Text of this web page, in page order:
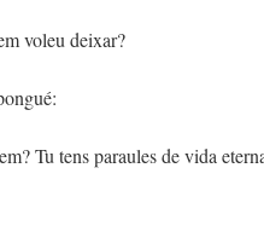
voleu deixar?
Tu tens paraules de vida